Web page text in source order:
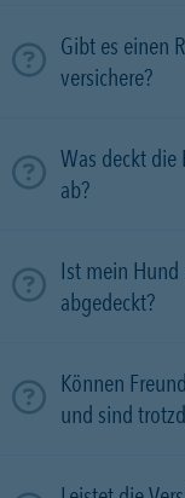
Gibt es einen
versichere?
Was deckt
ab?
Ist mein
abgedeckt?
Können
und sind